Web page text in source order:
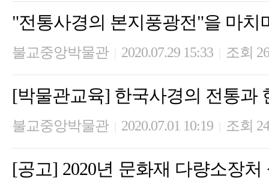
"전통사경의 본지풍광전"을 마치
불교중앙박물관 2020.07.29 15:33 조회
[박물관교육] 한국사경의 전통과
불교중앙박물관 2020.07.01 10:19 조회
[공고] 2020년 문화재 다량소장